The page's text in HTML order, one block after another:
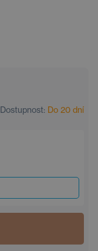
Dostupnost: Do 20 dní